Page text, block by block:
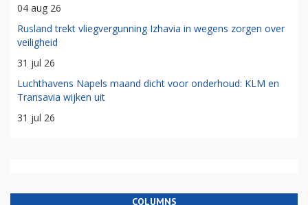
04 aug 26
Rusland trekt vliegvergunning Izhavia in wegens zorgen over
veiligheid
31 jul 26
Luchthavens Napels maand dicht voor onderhoud: KLM en
Transavia wijken uit
31 jul 26
COLUMNS